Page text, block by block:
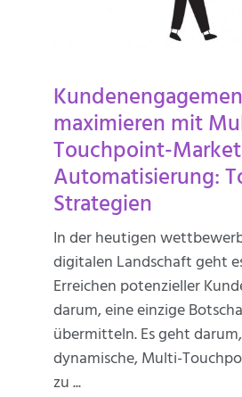
maximieren mit
Touchpoint-
Automatisierung:
Strategien
In der heutigen
digitalen Landschaft geht
Erreichen potenzieller
darum, eine einzige
übermitteln. Es geht
dynamische, Multi-
zu ...